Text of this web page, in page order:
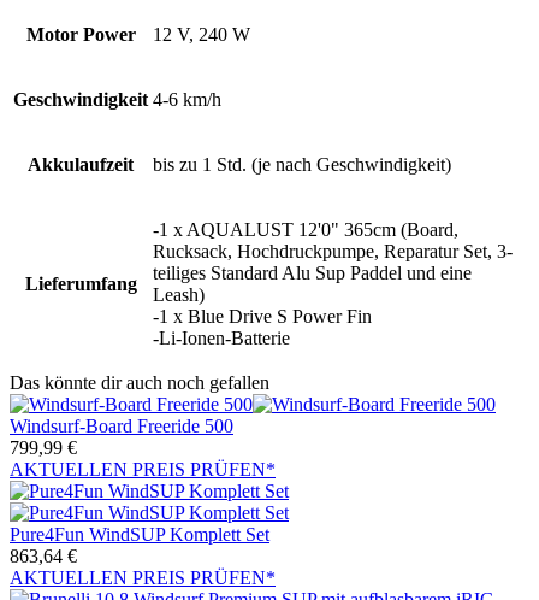
Motor Power 12 V, 240 W
Geschwindigkeit 4-6 km/h
Akkulaufzeit bis zu 1 Std. (je nach Geschwindigkeit)
Lieferumfang
-1 x AQUALUST 12'0" 365cm (Board,
Rucksack, Hochdruckpumpe, Reparatur Set, 3-
teiliges Standard Alu Sup Paddel und eine
Leash)
-1 x Blue Drive S Power Fin
-Li-Ionen-Batterie
Das könnte dir auch noch gefallen
Windsurf-Board Freeride 500
799,99 €
AKTUELLEN PREIS PRÜFEN*
Pure4Fun WindSUP Komplett Set
863,64 €
AKTUELLEN PREIS PRÜFEN*